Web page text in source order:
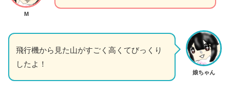
M
娘ちゃん
飛行機から見た山がすごく高くてびっくり
したよ！